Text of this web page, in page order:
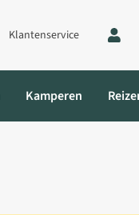
Klantenservice
Kamperen